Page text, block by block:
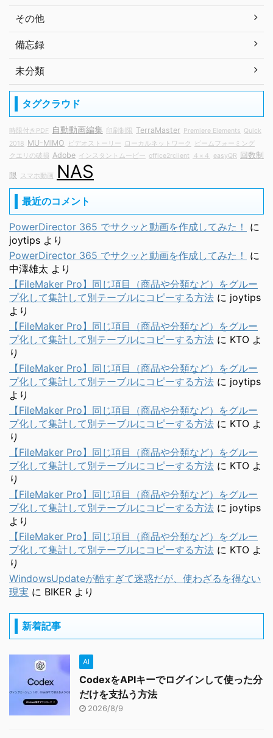
その他
備忘録
未分類
タグクラウド
時限付きPDF 自動動画編集 印刷制限 TerraMaster Premiere Elements Quick
2018 MU-MIMO ビデオストーリー ローカルネットワーク
ビームフォーミング
クエリの破損 Adobe インスタントムービー office2rclient ４×４ easyQR 回数制
限 スマホ動画 NAS
最近のコメント
PowerDirector 365 でサクッと動画を作成してみた！
に
joytips より
PowerDirector 365 でサクッと動画を作成してみた！
に
中澤雄太 より
【FileMaker Pro】同じ項目（商品や分類など）をグルー
プ化して集計して別テーブルにコピーする方法 に joytips
より
【FileMaker Pro】同じ項目（商品や分類など）をグルー
プ化して集計して別テーブルにコピーする方法 に KTO よ
り
【FileMaker Pro】同じ項目（商品や分類など）をグルー
プ化して集計して別テーブルにコピーする方法 に joytips
より
【FileMaker Pro】同じ項目（商品や分類など）をグルー
プ化して集計して別テーブルにコピーする方法 に KTO よ
り
【FileMaker Pro】同じ項目（商品や分類など）をグルー
プ化して集計して別テーブルにコピーする方法 に KTO よ
り
【FileMaker Pro】同じ項目（商品や分類など）をグルー
プ化して集計して別テーブルにコピーする方法 に joytips
より
【FileMaker Pro】同じ項目（商品や分類など）をグルー
プ化して集計して別テーブルにコピーする方法 に KTO よ
り
WindowsUpdateが酷すぎて迷惑だが、使わざるを得ない
現実 に BIKER より
新着記事
AI
CodexをAPIキーでログインして使った分
だけを支払う方法
2026/8/9